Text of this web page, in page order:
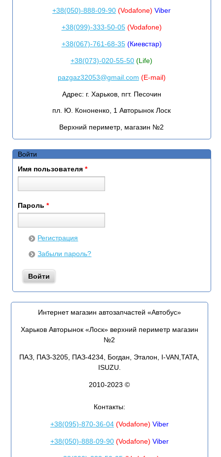
+38(050)-888-09-90 (Vodafone)Viber
+38(099)-333-50-05(Vodafone)
+38(067)-761-68-35(Киевстар)
+38(073)-020-55-50 (Life)
pazgaz32053@gmail.com (E-mail)
Адрес: г. Харьков, пгт. Песочин
пл. Ю. Кононенко, 1 Авторынок Лоск
Верхний периметр, магазин №2
Войти
Имя пользователя *
Пароль *
Регистрация
Забыли пароль?
Интернет магазин автозапчастей «Автобус»
Харьков Авторынок «Лоск» верхний периметр магазин
№2
ПАЗ, ПАЗ-3205, ПАЗ-4234, Богдан, Эталон, I-VAN,TATA,
ISUZU.
2010-2023 ©
Контакты:
+38(095)-870-36-04(Vodafone) Viber
+38(050)-888-09-90(Vodafone) Viber